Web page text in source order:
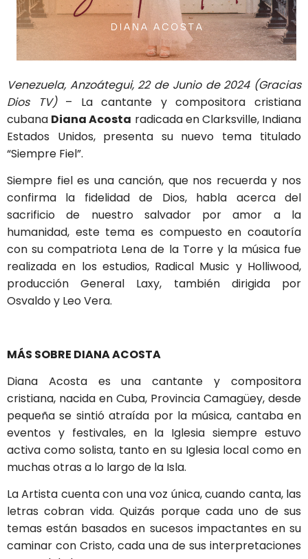
Venezuela, Anzoátegui, 22 de Junio de 2024 (Gracias
Dios TV)– La cantante y compositora cristiana
cubana Diana Acosta radicada en Clarksville, Indiana
Estados Unidos, presenta su nuevo tema titulado
“Siempre Fiel”.
Siempre fiel es una canción, que nos recuerda y nos
confirma la fidelidad de Dios, habla acerca del
sacrificio de nuestro salvador por amor a la
humanidad, este tema es compuesto en coautoría
con su compatriota Lena de la Torre y la música fue
realizada en los estudios, Radical Music y Holliwood,
producción General Laxy, también dirigida por
Osvaldo y Leo Vera.
MÁS SOBRE DIANA ACOSTA
Diana Acosta es una cantante y compositora
cristiana, nacida en Cuba, Provincia Camagüey, desde
pequeña se sintió atraída por la música, cantaba en
eventos y festivales, en la Iglesia siempre estuvo
activa como solista, tanto en su Iglesia local como en
muchas otras a lo largo de la Isla.
La Artista cuenta con una voz única, cuando canta, las
letras cobran vida. Quizás porque cada uno de sus
temas están basados en sucesos impactantes en su
caminar con Cristo, cada una de sus interpretaciones